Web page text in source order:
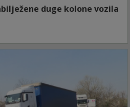
duge kolone vozila